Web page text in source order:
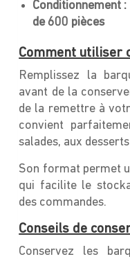
Conditionnement :
de 600 pièces
Comment utiliser
Remplissez la
avant de la
de la remettre à
convient
salades, aux
Son format permet
qui facilite le
des commandes.
Conseils de
Conservez les